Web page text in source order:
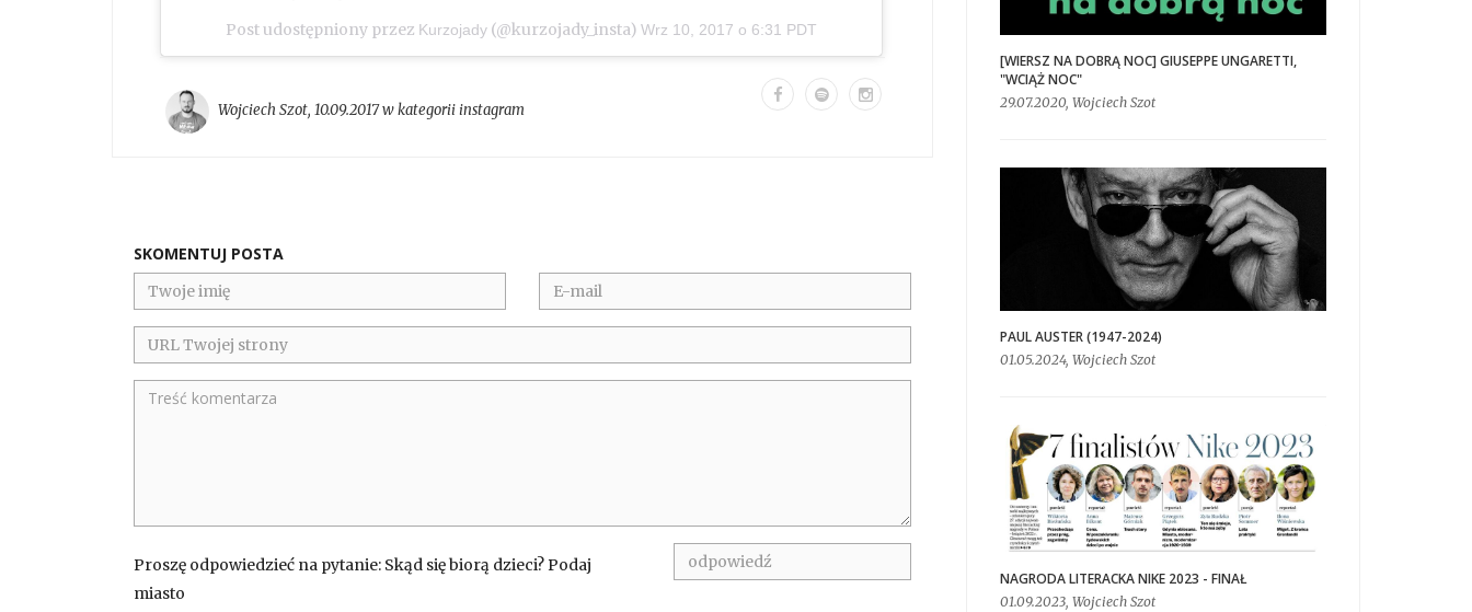
Post udostępniony przez Kurzojady (@kurzojady_insta) Wrz 10, 2017 o 6:31 PDT
Wojciech Szot, 10.09.2017 w kategoriiinstagram
SKOMENTUJ POSTA
Proszę odpowiedzieć na pytanie: Skąd się biorą dzieci? Podaj
miasto
[WIERSZ NA DOBRĄ NOC] GIUSEPPE UNGARETTI,
"WCIĄŻ NOC"
29.07.2020, Wojciech Szot
PAUL AUSTER (1947-2024)
01.05.2024, Wojciech Szot
NAGRODA LITERACKA NIKE 2023 - FINAŁ
01.09.2023, Wojciech Szot